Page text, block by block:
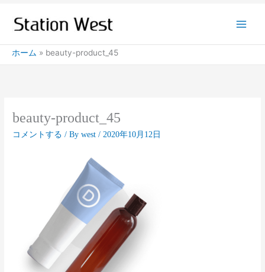
ス
ホーム beauty-product_45
beauty-product_45
コメントする / Bywest/ 2020年10月12日